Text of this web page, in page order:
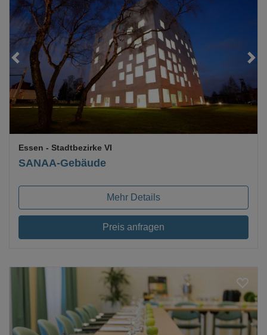
SANAA-Gebäude
Essen - Stadtbezirke VI
Mehr Details
Preis anfragen